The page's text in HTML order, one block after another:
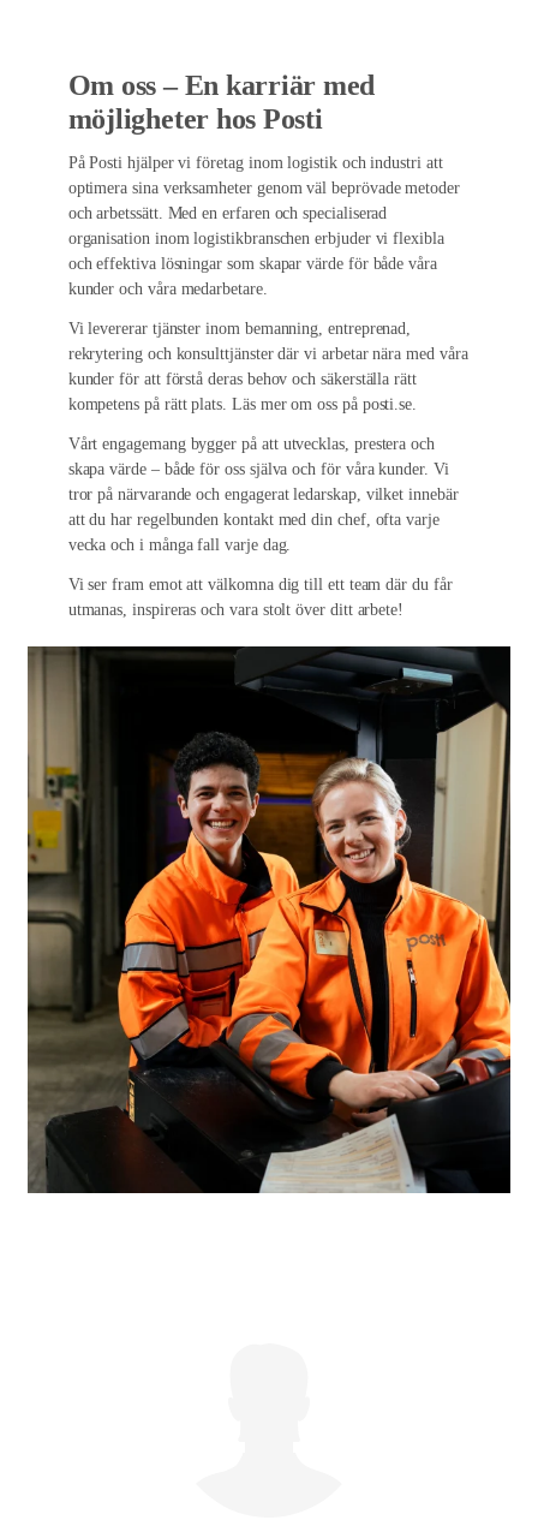
Om oss – En karriär med
möjligheter hos Posti
På Posti hjälper vi företag inom logistik och industri att
optimera sina verksamheter genom väl beprövade metoder
och arbetssätt. Med en erfaren och specialiserad
organisation inom logistikbranschen erbjuder vi flexibla
och effektiva lösningar som skapar värde för både våra
kunder och våra medarbetare.
Vi levererar tjänster inom bemanning, entreprenad,
rekrytering och konsulttjänster där vi arbetar nära med våra
kunder för att förstå deras behov och säkerställa rätt
kompetens på rätt plats. Läs mer om oss på posti.se.
Vårt engagemang bygger på att utvecklas, prestera och
skapa värde – både för oss själva och för våra kunder. Vi
tror på närvarande och engagerat ledarskap, vilket innebär
att du har regelbunden kontakt med din chef, ofta varje
vecka och i många fall varje dag.
Vi ser fram emot att välkomna dig till ett team där du får
utmanas, inspireras och vara stolt över ditt arbete!